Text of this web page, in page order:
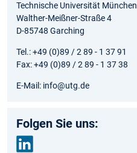
Technische Universität München
Walther-Meißner-Straße 4
D-85748 Garching
Tel.: +49 (0)89 / 2 89 - 1 37 91
Fax: +49 (0)89 / 2 89 - 1 37 38
E-Mail: info@utg.de
Folgen Sie uns: